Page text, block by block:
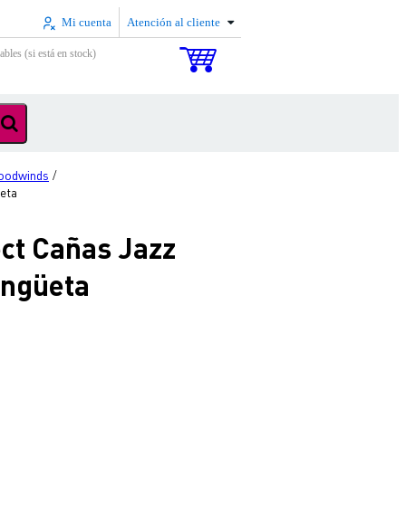
Mi cuenta Atención al cliente
(si está en stock)
/
Cañas Jazz